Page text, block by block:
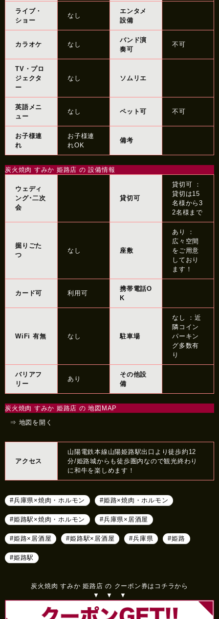
ライブ・
ショー
なし
エンタメ
設備
カラオケ なし
バンド演
奏可
不可
TV・プロ
ジェクタ
ー
なし ソムリエ
英語メニ
ュー
なし ペット可 不可
お子様連
れ
お子様連
れOK
備考
炭火焼肉 すみか 姫路店 の 設備情報
ウェディ
ング･二次
会
貸切可
貸切可 ：
貸切は15
名様から3
2名様まで
掘りごた
つ
なし 座敷
あり ：
広々空間
をご用意
しており
ます！
カード可 利用可
携帯電話O
K
WiFi 有無 なし 駐車場
なし ：近
隣コイン
パーキン
グ多数有
り
バリアフ
リー
あり
その他設
備
炭火焼肉 すみか 姫路店 の 地図MAP
⇒ 地図を開く
アクセス
山陽電鉄本線山陽姫路駅出口より徒歩約12
分/姫路城からも徒歩圏内なので観光終わり
に和牛を楽しめます！
#兵庫県×焼肉・ホルモン #姫路×焼肉・ホルモン
#姫路駅×焼肉・ホルモン #兵庫県×居酒屋
#姫路×居酒屋 #姫路駅×居酒屋 #兵庫県 #姫路
#姫路駅
炭火焼肉 すみか 姫路店 の クーポン券はコチラから
▼ ▼ ▼